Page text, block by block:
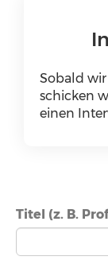
Sobald
schicken
einen
Titel (z. B.